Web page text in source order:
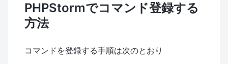
PHPStormでコマンド登録する
方法
コマンドを登録する手順は次のとおり